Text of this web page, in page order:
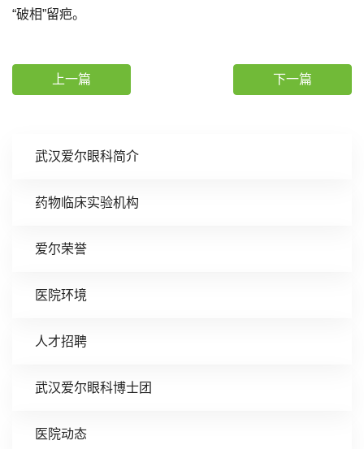
武汉爱尔眼科简介
药物临床实验机构
爱尔荣誉
医院环境
人才招聘
武汉爱尔眼科博士团
医院动态
“破相”留疤。
上一篇 下一篇